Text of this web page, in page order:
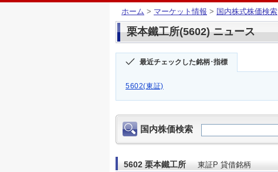
ホーム > マーケット情報 > 国内株式株価検索
栗本鐵工所(5602) ニュース
最近チェックした銘柄･指標
5602(東証)